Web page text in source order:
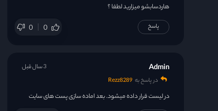
هاردسابشو میزارید لطفا ؟
0 0 پاسخ
Admin
در پاسخ به Rezz8289
در لیست قرار داده میشود. بعد اماده سازی پست های سایت
3 سال قبل